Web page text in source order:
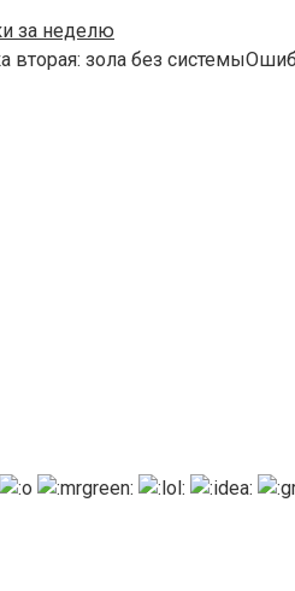
за неделю
зола без